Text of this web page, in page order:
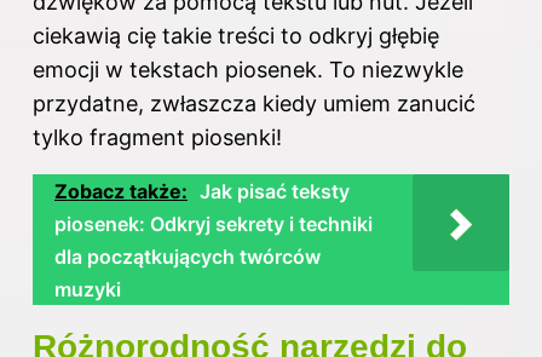
ciekawią cię takie treści to odkryj głębię
emocji w tekstach piosenek. To niezwykle
przydatne, zwłaszcza kiedy umiem zanucić
tylko fragment piosenki!
Zobacz także: Jak pisać teksty
piosenek: Odkryj sekrety i techniki
dla początkujących twórców
muzyki
Różnorodność narzędzi do